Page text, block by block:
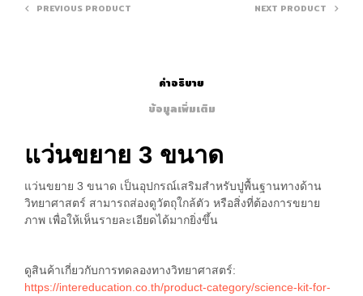
PREVIOUS PRODUCT NEXT PRODUCT
คำอธิบาย
ข้อมูลเพิ่มเติม
แว่นขยาย 3 ขนาด
แว่นขยาย 3 ขนาด เป็นอุปกรณ์เสริมสำหรับปูพื้นฐานทางด้าน
วิทยาศาสตร์ สามารถส่องดูวัตถุใกล้ตัว หรือสิ่งที่ต้องการขยาย
ภาพ เพื่อให้เห็นรายละเอียดได้มากยิ่งขึ้น
ดูสินค้าเกี่ยวกับการทดลองทางวิทยาศาสตร์:
https://intereducation.co.th/product-category/science-kit-for-